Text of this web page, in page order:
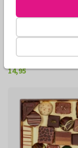
Zelf
Gepersonaliseerde
€ 14,95
14,95